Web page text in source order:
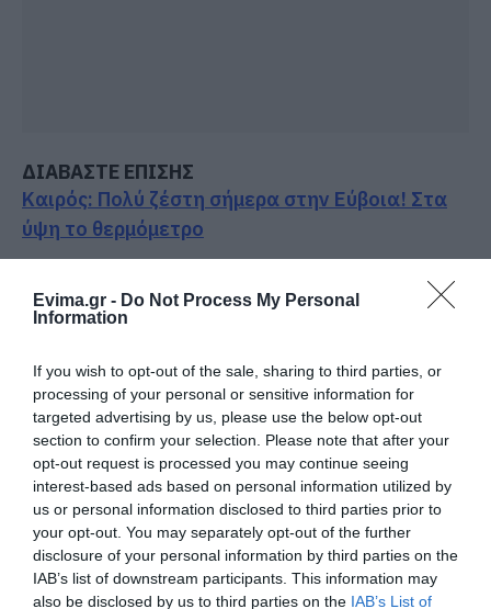
Evima.gr - Do Not Process My Personal
Information
If you wish to opt-out of the sale, sharing to third parties, or
processing of your personal or sensitive information for
targeted advertising by us, please use the below opt-out
section to confirm your selection. Please note that after your
opt-out request is processed you may continue seeing
interest-based ads based on personal information utilized by
us or personal information disclosed to third parties prior to
your opt-out. You may separately opt-out of the further
disclosure of your personal information by third parties on the
IAB’s list of downstream participants. This information may
also be disclosed by us to third parties on the IAB’s List of
ΔΙΑΒΑΣΤΕ ΕΠΙΣΗΣ
Καιρός: Πολύ ζέστη σήμερα στην Εύβοια! Στα
ύψη το θερμόμετρο
μαζί με θυελλώδη μελτέμια
πυροσβέστες που έδωσαν μάχη με τις φλόγες –
Έφτασαν στην Κύμη
Σκύρος: Στάχτη πάνω από 1.000 στρέμματα
στο Νησί – Νέες εικόνες
Ακολουθήστε το evima.gr στοGoogle News
Διαβάστε όλες τιςειδήσεις για την Εύβοια